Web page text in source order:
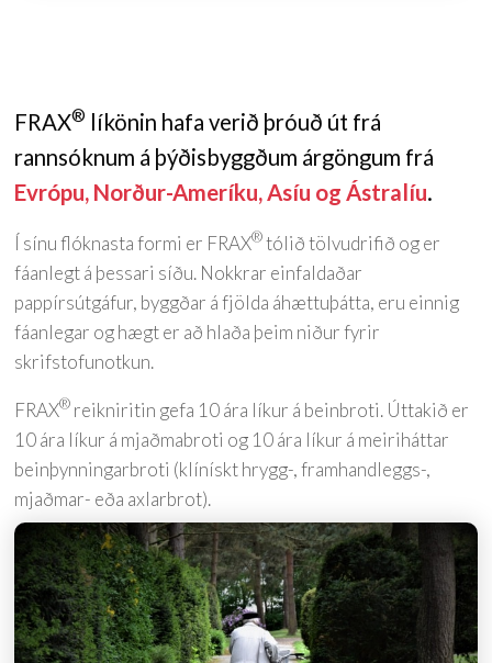
FRAX® líkönin hafa verið þróuð út frá
rannsóknum á þýðisbyggðum árgöngum frá
Evrópu, Norður-Ameríku, Asíu og Ástralíu.
Í sínu flóknasta formi er FRAX®tólið tölvudrifið og er
fáanlegt á þessari síðu. Nokkrar einfaldaðar
pappírsútgáfur, byggðar á fjölda áhættuþátta, eru einnig
fáanlegar og hægt er að hlaða þeim niður fyrir
skrifstofunotkun.
FRAX®reikniritin gefa 10 ára líkur á beinbroti. Úttakið er
10 ára líkur á mjaðmabroti og 10 ára líkur á meiriháttar
beinþynningarbroti (klínískt hrygg-, framhandleggs-,
mjaðmar- eða axlarbrot).